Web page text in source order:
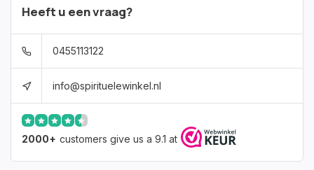
Heeft u een vraag?
0455113122
info@spirituelewinkel.nl
2000+ customers give us a 9.1 at